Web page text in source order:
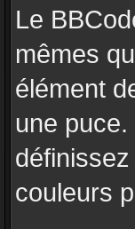
Le
mêmes
élément
une puce.
couleurs